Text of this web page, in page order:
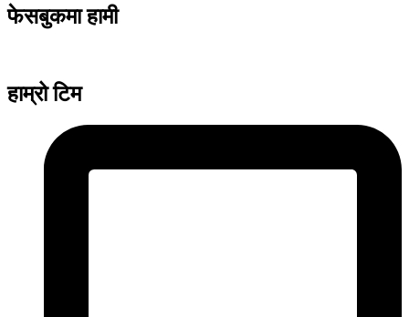
फेसबुकमा हामी
हाम्रो टिम